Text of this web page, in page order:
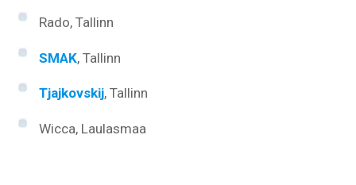
Rado, Tallinn
SMAK, Tallinn
Tjajkovskij, Tallinn
Wicca, Laulasmaa